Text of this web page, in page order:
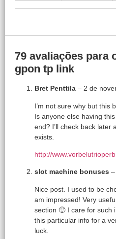
79 avaliações para
gpon tp link
Bret Penttila – 2 de
I’m not sure why but this
Is anyone else having
end? I’ll check back later
exists.
http://
slot machine bonuses –
Nice post. I used to be
am impressed! Very
section 🙂 I care for such
this particular info for a
luck.